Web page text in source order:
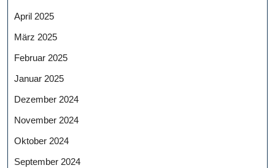
April 2025
März 2025
Februar 2025
Januar 2025
Dezember 2024
November 2024
Oktober 2024
September 2024